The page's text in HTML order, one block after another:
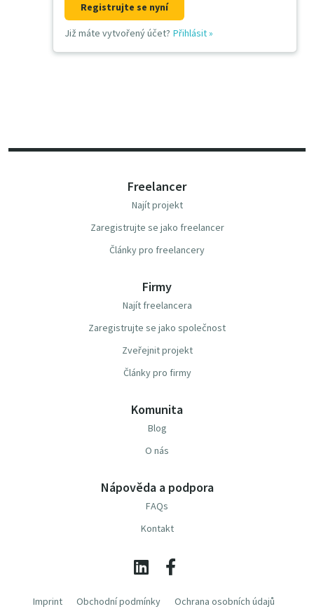
Registrujte se nyní
Již máte vytvořený účet? Přihlásit»
Freelancer
Najít projekt
Zaregistrujte se jako freelancer
Články pro freelancery
Firmy
Najít freelancera
Zaregistrujte se jako společnost
Zveřejnit projekt
Články pro firmy
Komunita
Blog
O nás
Nápověda a podpora
FAQs
Kontakt
Imprint Obchodní podmínky Ochrana osobních údajů